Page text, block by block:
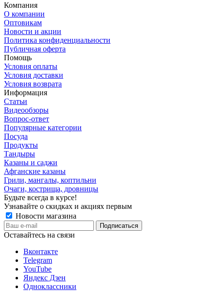
Компания
О компании
Оптовикам
Новости и акции
Политика конфиденциальности
Публичная оферта
Помощь
Условия оплаты
Условия доставки
Условия возврата
Информация
Статьи
Видеообзоры
Вопрос-ответ
Популярные категории
Посуда
Продукты
Тандыры
Казаны и саджи
Афганские казаны
Грили, мангалы, коптильни
Очаги, кострища, дровницы
Будьте всегда в курсе!
Узнавайте о скидках и акциях первым
Новости магазина
Оставайтесь на связи
Вконтакте
Telegram
YouTube
Яндекс Дзен
Одноклассники